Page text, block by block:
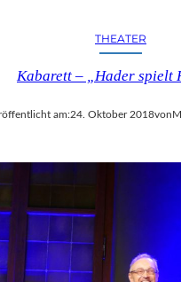
THEATER
Kabarett – „Hader spielt
am:24. Oktober 2018von